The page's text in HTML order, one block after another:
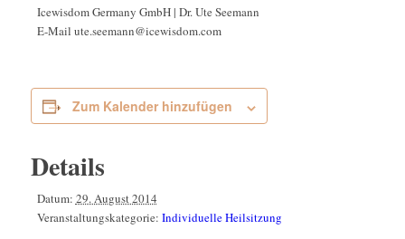
Icewisdom Germany GmbH | Dr. Ute Seemann
E-Mail ute.seemann@icewisdom.com
Zum Kalender hinzufügen
Details
Datum: 29. August 2014
Veranstaltungskategorie: Individuelle Heilsitzung